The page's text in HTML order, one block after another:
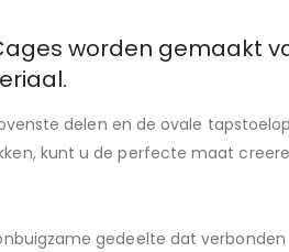
Cages worden gemaakt
delen en de ovale
kunt u de perfecte maat
gedeelte dat